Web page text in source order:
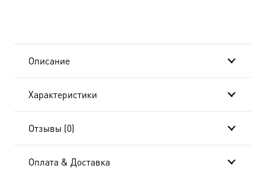
BK-
Описание
Характеристики
Отзывы (0)
Оплата & Доставка